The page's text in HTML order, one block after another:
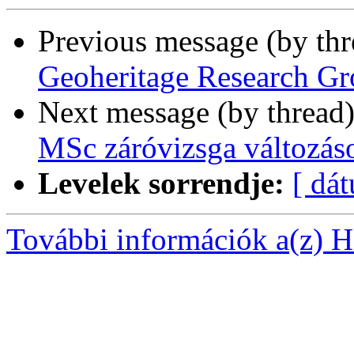
Previous message (by
Geoheritage Research
Next message (by
MSc záróvizsga
Levelek sorrendje: [
További információk a(z)